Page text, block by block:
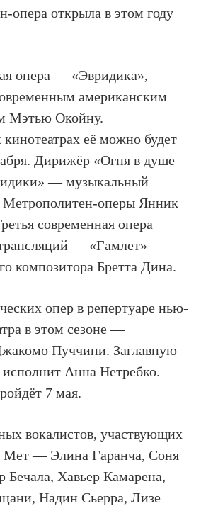
опера открыла в этом году
опера — «Эвридика»,
американским
Мэтью Окойну.
её можно будет
Дирижёр «Огня в душе
— музыкальный
Метрополитен-оперы Янник
современная опера
— «Гамлет»
композитора Бретта Дина.
опер в репертуаре нью-
в этом сезоне —
Пуччини. Заглавную
Анна Нетребко.
7 мая.
вокалистов, участвующих
Мет — Элина Гаранча, Соня
Бечала, Хавьер Камарена,
Надин Сьерра, Лизе